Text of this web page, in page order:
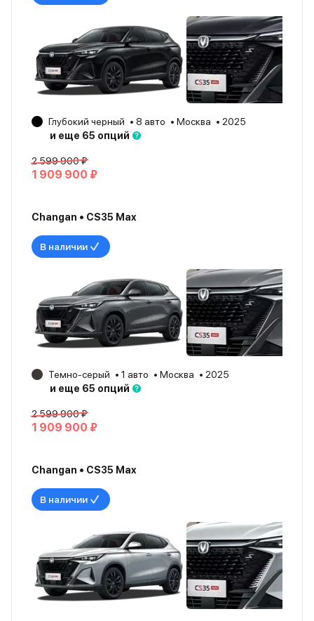
Глубокий черный 8 авто Москва
2025
и еще 65 опций
2 599 900 ₽
1 909 900 ₽
Changan • CS35 Max
В наличии
Темно-серый 1 авто Москва
2025
и еще 65 опций
2 599 900 ₽
1 909 900 ₽
Changan • CS35 Max
В наличии